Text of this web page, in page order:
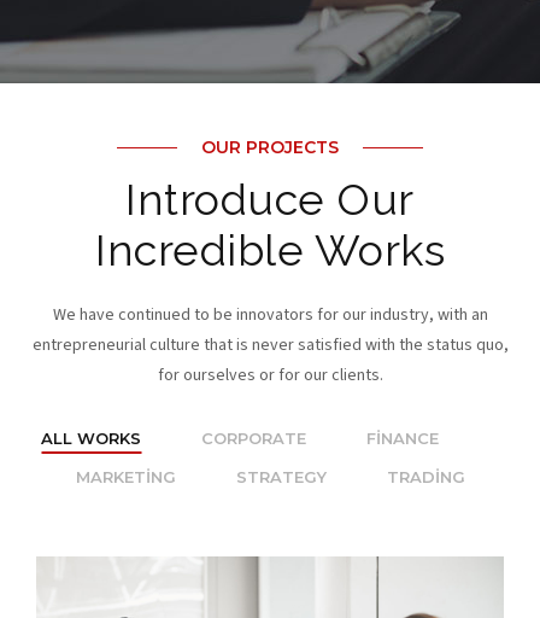
OUR PROJECTS
Introduce Our
Incredible Works
We have continued to be innovators for our industry, with an
entrepreneurial culture that is never satisfied with the status quo,
for ourselves or for our clients.
ALL WORKS CORPORATE
FINANCE
MARKETING
STRATEGY TRADING